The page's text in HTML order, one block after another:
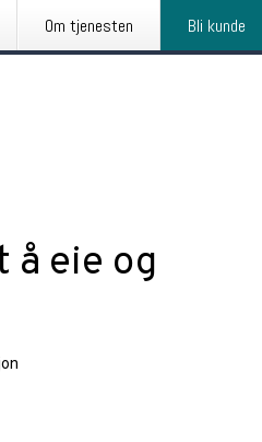
Om tjenesten Bli kunde
å eie og